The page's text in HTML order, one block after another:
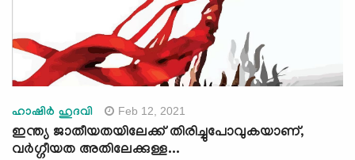
ഹാഷിര്‍ ഹുദവി Feb 12, 2021
ഇന്ത്യ ജാതീയതയിലേക്ക് തിരിച്ചുപോവുകയാണ്,
വര്‍ഗ്ഗീയത അതിലേക്കുള്ള...